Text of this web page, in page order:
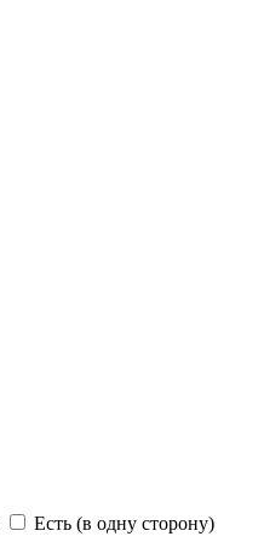
Есть (в одну сторону)